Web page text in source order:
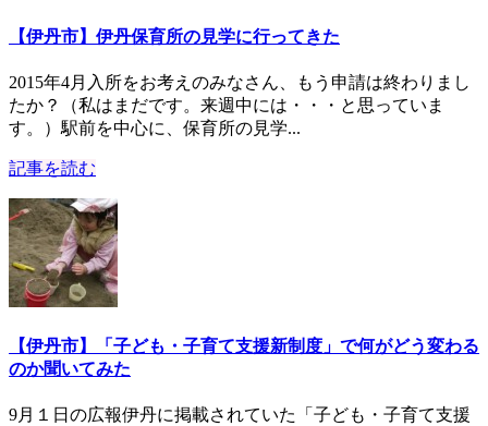
【伊丹市】伊丹保育所の見学に行ってきた
2015年4月入所をお考えのみなさん、もう申請は終わりまし
たか？（私はまだです。来週中には・・・と思っていま
す。）駅前を中心に、保育所の見学...
記事を読む
【伊丹市】「子ども・子育て支援新制度」で何がどう変わる
のか聞いてみた
9月１日の広報伊丹に掲載されていた「子ども・子育て支援